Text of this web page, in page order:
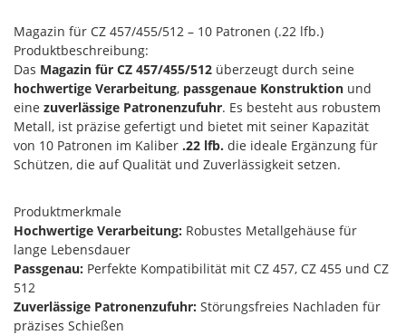
Magazin für CZ 457/455/512 – 10 Patronen (.22 lfb.)
Produktbeschreibung:
Das Magazin für CZ 457/455/512 überzeugt durch seine
hochwertige Verarbeitung, passgenaue Konstruktion und
eine zuverlässige Patronenzufuhr. Es besteht aus robustem
Metall, ist präzise gefertigt und bietet mit seiner Kapazität
von 10 Patronen im Kaliber .22 lfb. die ideale Ergänzung für
Schützen, die auf Qualität und Zuverlässigkeit setzen.
Produktmerkmale
Hochwertige Verarbeitung: Robustes Metallgehäuse für
lange Lebensdauer
Passgenau: Perfekte Kompatibilität mit CZ 457, CZ 455 und CZ
512
Zuverlässige Patronenzufuhr: Störungsfreies Nachladen für
präzises Schießen